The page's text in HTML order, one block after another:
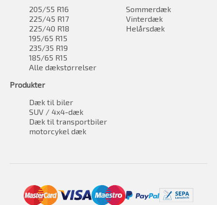
205/55 R16
225/45 R17
225/40 R18
195/65 R15
235/35 R19
185/65 R15
Alle dækstørrelser
Sommerdæk
Vinterdæk
Helårsdæk
Produkter
Dæk til biler
SUV / 4x4-dæk
Dæk til transportbiler
motorcykel dæk